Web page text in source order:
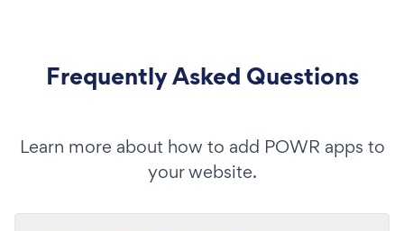
Frequently Asked Questions
Learn more about how to add POWR apps to
your website.